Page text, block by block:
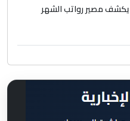
مصير رواتب الشهر